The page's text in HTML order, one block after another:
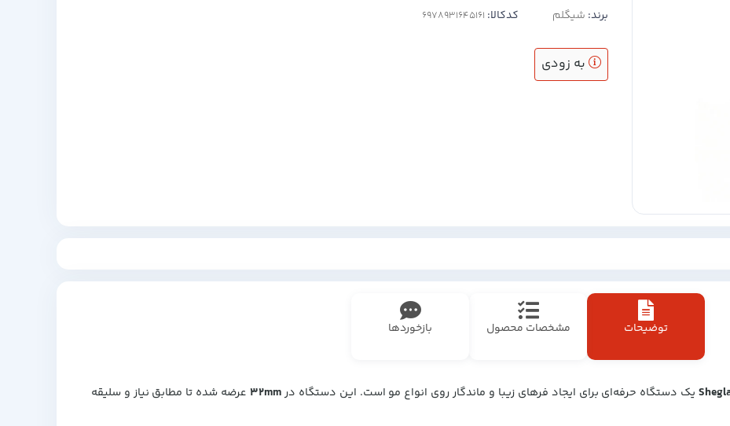
برند: شیگلم کدکالا:
به زودی
توضیحات مشخصات محصول بازخوردها
یک دستگاه حرفه‌ای برای ایجاد فرهای زیبا و ماندگار روی انواع مو است. این دستگاه در۳۲mmعرضه شده تا مطابق نیاز و سلیقه